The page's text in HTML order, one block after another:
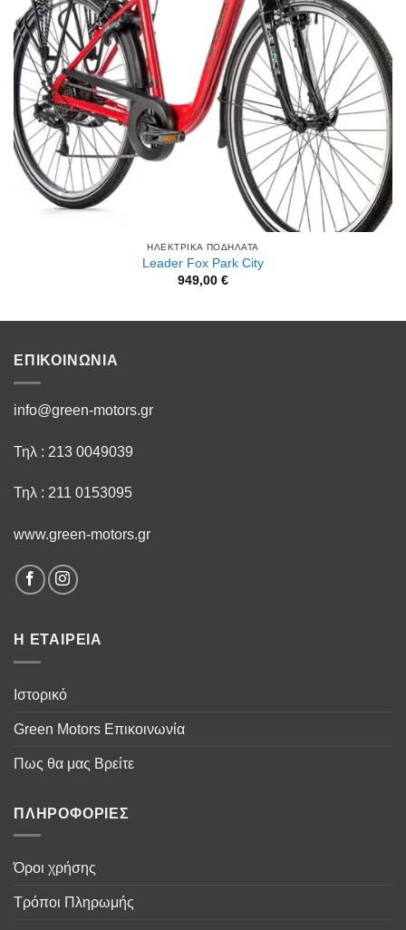
ΗΛΕΚΤΡΙΚΆ ΠΟΔΉΛΑΤΑ
Leader Fox Park City
949,00 €
ΕΠΙΚΟΙΝΩΝΙΑ
info@green-motors.gr
Τηλ : 213 0049039
Τηλ : 211 0153095
www.green-motors.gr
Η ΕΤΑΙΡΕΙΑ
Ιστορικό
Green Motors Επικοινωνία
Πως θα μας Βρείτε
ΠΛΗΡΟΦΟΡΙΕΣ
Όροι χρήσης
Τρόποι Πληρωμής